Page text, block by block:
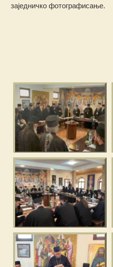
заједничко фотографисање.